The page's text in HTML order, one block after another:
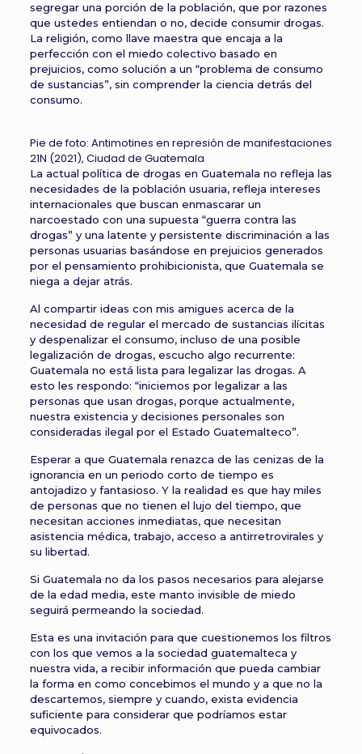
segregar una porción de la población, que por razones
que ustedes entiendan o no, decide consumir drogas.
La religión, como llave maestra que encaja a la
perfección con el miedo colectivo basado en
prejuicios, como solución a un “problema de consumo
de sustancias”, sin comprender la ciencia detrás del
consumo.
Pie de foto: Antimotines en represión de manifestaciones
21N (2021), Ciudad de Guatemala
La actual política de drogas en Guatemala no refleja las
necesidades de la población usuaria, refleja intereses
internacionales que buscan enmascarar un
narcoestado con una supuesta “guerra contra las
drogas” y una latente y persistente discriminación a las
personas usuarias basándose en prejuicios generados
por el pensamiento prohibicionista, que Guatemala se
niega a dejar atrás.
Al compartir ideas con mis amigues acerca de la
necesidad de regular el mercado de sustancias ilícitas
y despenalizar el consumo, incluso de una posible
legalización de drogas, escucho algo recurrente:
Guatemala no está lista para legalizar las drogas. A
esto les respondo: “iniciemos por legalizar a las
personas que usan drogas, porque actualmente,
nuestra existencia y decisiones personales son
consideradas ilegal por el Estado Guatemalteco”.
Esperar a que Guatemala renazca de las cenizas de la
ignorancia en un periodo corto de tiempo es
antojadizo y fantasioso. Y la realidad es que hay miles
de personas que no tienen el lujo del tiempo, que
necesitan acciones inmediatas, que necesitan
asistencia médica, trabajo, acceso a antirretrovirales y
su libertad.
Si Guatemala no da los pasos necesarios para alejarse
de la edad media, este manto invisible de miedo
seguirá permeando la sociedad.
Esta es una invitación para que cuestionemos los filtros
con los que vemos a la sociedad guatemalteca y
nuestra vida, a recibir información que pueda cambiar
la forma en como concebimos el mundo y a que no la
descartemos, siempre y cuando, exista evidencia
suficiente para considerar que podríamos estar
equivocados.